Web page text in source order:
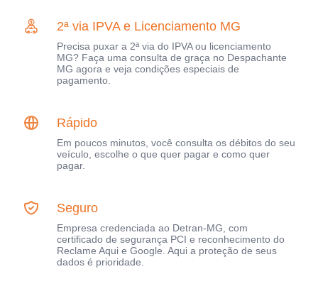
2ª via IPVA e Licenciamento MG
Precisa puxar a 2ª via do IPVA ou licenciamento
MG? Faça uma consulta de graça no Despachante
MG agora e veja condições especiais de
pagamento.
Rápido
Em poucos minutos, você consulta os débitos do seu
veículo, escolhe o que quer pagar e como quer
pagar.
Seguro
Empresa credenciada ao Detran-MG, com
certificado de segurança PCI e reconhecimento do
Reclame Aqui e Google. Aqui a proteção de seus
dados é prioridade.